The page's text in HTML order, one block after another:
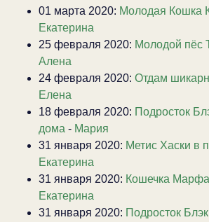
01 марта 2020: Молодая Кошка
Екатерина
25 февраля 2020: Молодой пёс
Алена
24 февраля 2020: Отдам
Елена
18 февраля 2020: Подросток
дома - Мария
31 января 2020: Метис Хаски в
Екатерина
31 января 2020: Кошечка
Екатерина
31 января 2020: Подросток